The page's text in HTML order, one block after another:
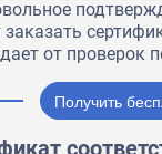
от проверок
Получить